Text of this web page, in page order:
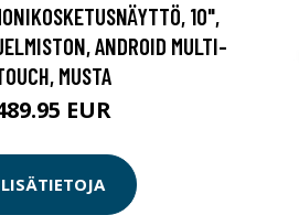
10",
ANDROID MULTI-
MUSTA
EUR
LISÄTIETOJA